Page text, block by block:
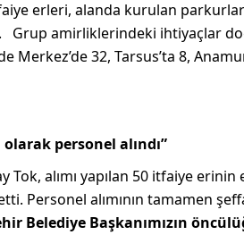
erleri, alanda kurulan
Grup amirliklerindeki ihtiyaçlar
32, Tarsus’ta 8,
personel alındı”
alımı yapılan 50 itfaiye
Personel alımının tamamen
Belediye Başkanımızın